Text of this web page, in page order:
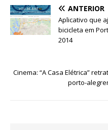
e
b
o
k
te
r
s
A
p
e
n
g
r
ANTERIOR
Aplicativo que
bicicleta em
2014
Cinema: “A Casa Elétrica”
porto-